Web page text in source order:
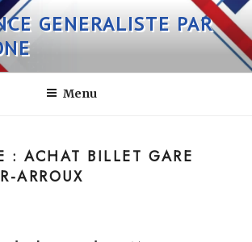
GENERALISTE PAR
Menu
:ACHAT BILLET GARE
ARROUX